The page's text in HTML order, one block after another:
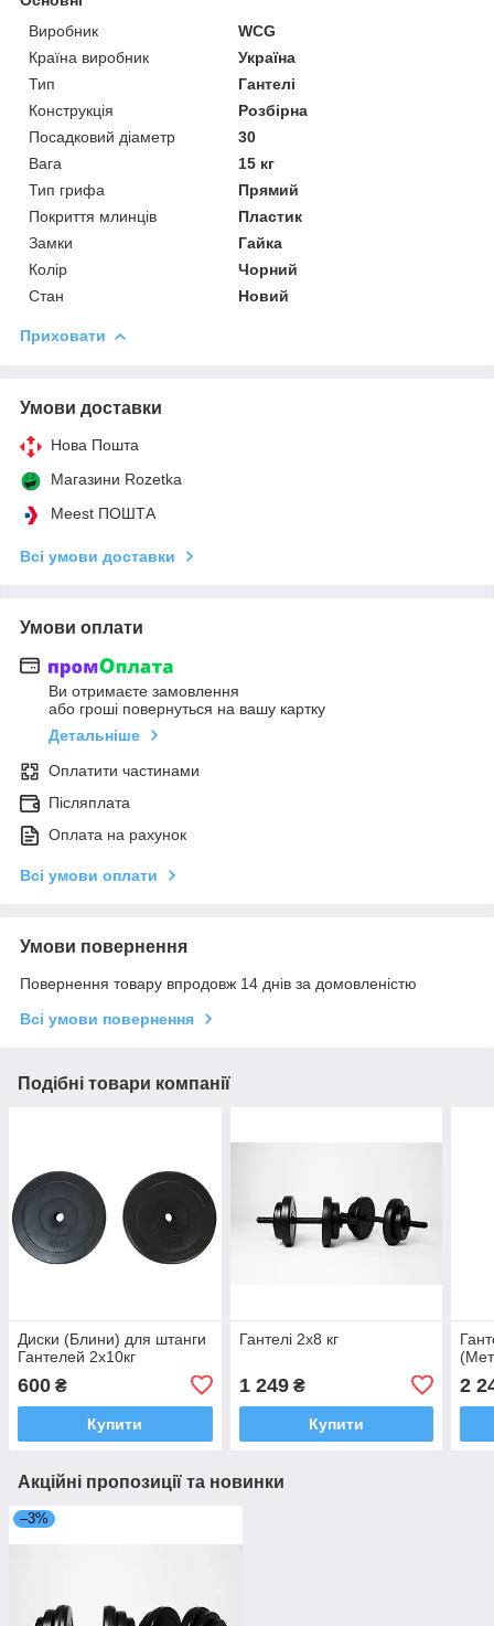
Виробник
WCG
Країна виробник
Україна
Тип
Гантелі
Конструкція
Розбірна
Посадковий діаметр
30
Вага
15 кг
Тип грифа
Прямий
Покриття млинців
Пластик
Замки
Гайка
Колір
Чорний
Стан
Новий
Приховати
Умови доставки
Нова Пошта
Магазини Rozetka
Meest ПОШТА
Всі умови доставки
Умови оплати
Ви отримаєте замовлення
або гроші повернуться на вашу картку
Детальніше
Оплатити частинами
Післяплата
Оплата на рахунок
Всі умови оплати
Умови повернення
Повернення товару впродовж 14 днів за домовленістю
Всі умови повернення
Подібні товари компанії
Диски (Блини) для штанги
Гантелей 2х10кг
600 ₴
Купити
Гантелі 2х8 кг
1 249₴
Купити
2
Акційні пропозиції та новинки
–3%